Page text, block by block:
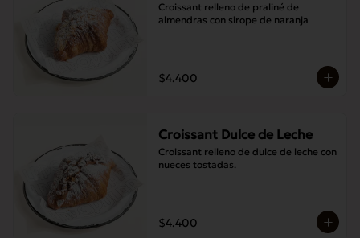
Croissant relleno de praliné de
almendras con sirope de naranja
$4.400
Croissant Dulce de Leche
Croissant relleno de dulce de leche con
nueces tostadas.
$4.400